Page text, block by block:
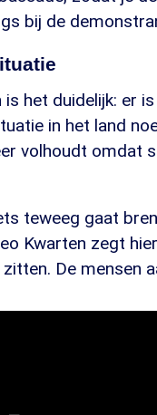
bij de
het duidelijk: er
in het land
volhoudt omdat
teweeg gaat
Kwarten zegt
De mensen